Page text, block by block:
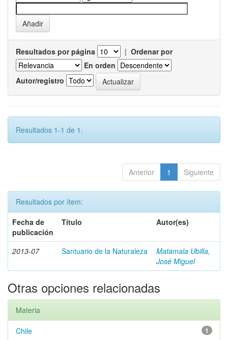
Resultados por página | Ordenar por
En orden
Autor/registro
Resultados 1-1 de 1.
Anterior 1 Siguiente
Resultados por ítem:
Fecha de
publicación
Título Autor(es)
2013-07 Santuario de la Naturaleza
Matamala Ubilla,
José Miguel
Otras opciones relacionadas
Materia
1
Chile